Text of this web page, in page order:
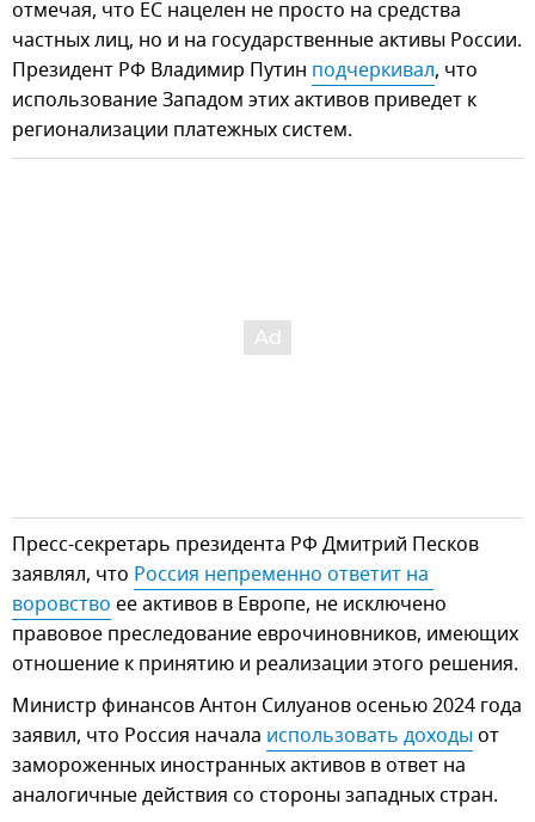
отмечая, что ЕС нацелен не просто на средства
частных лиц, но и на государственные активы России.
Президент РФ Владимир Путин подчеркивал, что
использование Западом этих активов приведет к
регионализации платежных систем.
Пресс-секретарь президента РФ Дмитрий Песков
заявлял, что Россия непременно ответит на
воровство ее активов в Европе, не исключено
правовое преследование еврочиновников, имеющих
отношение к принятию и реализации этого решения.
Министр финансов Антон Силуанов осенью 2024 года
заявил, что Россия начала использовать доходы от
замороженных иностранных активов в ответ на
аналогичные действия со стороны западных стран.